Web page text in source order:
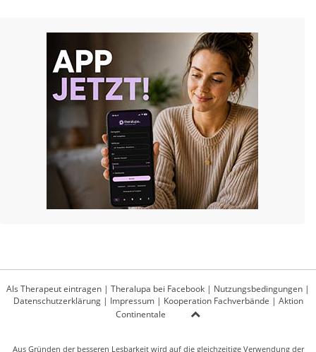
Als Therapeut eintragen | Theralupa bei Facebook | Nutzungsbedingungen |
Datenschutzerklärung| Impressum| Kooperation Fachverbände | Aktion
Continentale
Aus Gründen der besseren Lesbarkeit wird auf die gleichzeitige Verwendung der